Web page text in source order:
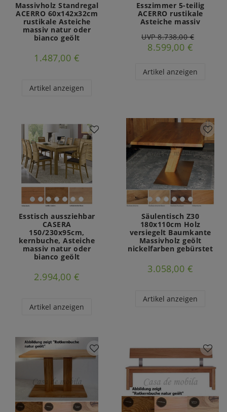
Massivholz Standregal
ACERRO 60x142x32cm
rustikale Asteiche
massiv natur oder
bianco geölt
1.487,00 €
Artikel anzeigen
Esszimmer 5-teilig
ACERRO rustikale
Asteiche massiv
UVP 8.738,00 €
8.599,00 €
Artikel anzeigen
Esstisch aussziehbar
CASERA
150/230x95cm,
kernbuche, Asteiche
massiv natur oder
bianco geölt
2.994,00 €
Artikel anzeigen
Säulentisch Z30
180x110cm Holz
versiegelt Baumkante
Massivholz geölt
nickelfarben gebürstet
3.058,00 €
Artikel anzeigen